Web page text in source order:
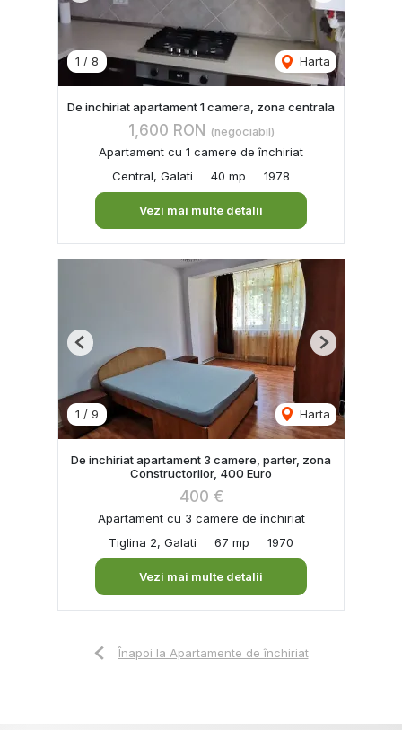
1 / 8 Harta
De inchiriat apartament 1 camera, zona centrala
1,600 RON (negociabil)
Apartament cu 1 camere de închiriat
Central, Galati
40 mp 1978
Vezi mai multe detalii
1 / 9 Harta
Previous Next
De inchiriat apartament 3 camere, parter, zona
Constructorilor, 400 Euro
400 €
Apartament cu 3 camere de închiriat
Tiglina 2, Galati
67 mp 1970
Vezi mai multe detalii
Înapoi la Apartamente de închiriat